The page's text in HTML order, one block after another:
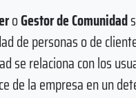
oGestor de Comunidad
de personas o de
se relaciona con los
de la empresa en un